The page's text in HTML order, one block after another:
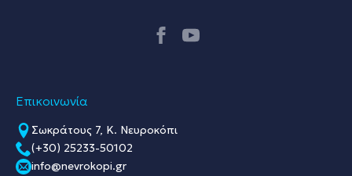
Επικοινωνία
Σωκράτους 7, Κ. Νευροκόπι
(+30) 25233-50102
info@nevrokopi.gr